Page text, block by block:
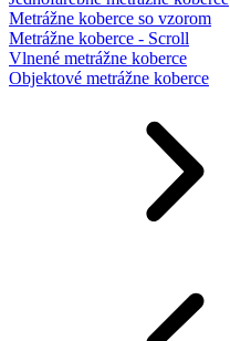
Metrážne koberce so vzorom
Metrážne koberce - Scroll
Vlnené metrážne koberce
Objektové metrážne koberce